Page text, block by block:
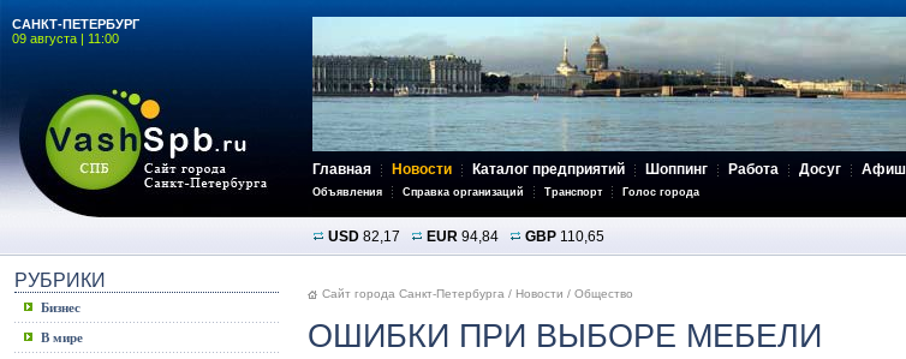
САНКТ-ПЕТЕРБУРГ
09 августа | 11:00
Главная Новости Каталог предприятий Шоппинг Работа Досуг
Объявления Справка организаций Транспорт Голос города
USD 82,17 EUR 94,84 GBP 110,65
РУБРИКИ
Бизнес
В мире
Сайт города Санкт-Петербурга / Новости / Общество
ОШИБКИ ПРИ ВЫБОРЕ МЕБЕЛИ